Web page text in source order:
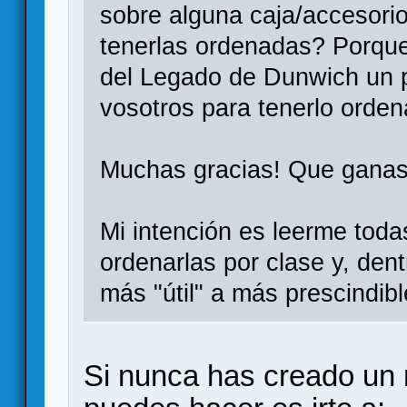
sobre alguna caja/
tenerlas ordenadas?
del Legado de Dunwich
vosotros para tenerlo
Muchas gracias! Que
Mi intención es leerme
ordenarlas por clase y,
más "útil" a más
Si nunca has creado